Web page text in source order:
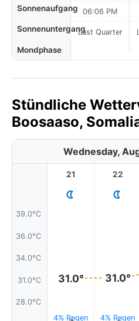
Sonnenaufgang
Sonnenuntergang
Mondphase
06:06 PM
Last Quarter
Stündliche
Boosaaso,
Wednesday,
39.0°C
36.0°C
34.0°C
31.0°C
28.0°C
21
31.0°
4% Regen
22
31.0°
4% Regen